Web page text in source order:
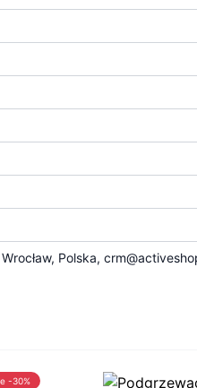
Polska,
-30%